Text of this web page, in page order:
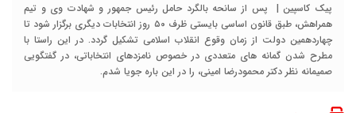
پیک کاسپین | پس از سانحه بالگرد حامل رئیس جمهور و شهادت وی و تیم
همراهش، طبق قانون اساسی بایستی ظرف ۵۰ روز انتخابات دیگری برگزار شود تا
چهاردهمین دولت از زمان وقوع انقلاب اسلامی تشکیل گردد. در این راستا با
مطرح شدن گمانه های متعددی در خصوص نامزدهای انتخاباتی، در گفتگویی
صمیمانه نظر دکتر محمودرضا امینی، را در این باره جویا شدم.